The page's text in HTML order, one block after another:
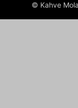
© Kahve